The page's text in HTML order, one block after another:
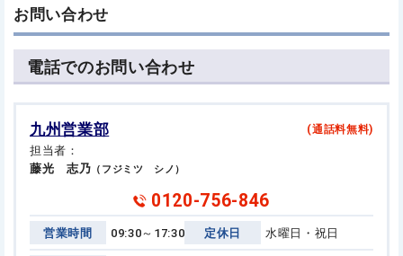
お問い合わせ
電話でのお問い合わせ
九州営業部
担当者：
藤光 志乃 （フジミツ シノ）
0120-756-846
(通話料無料)
営業時間 09:30～17:30 定休日 水曜日・祝日